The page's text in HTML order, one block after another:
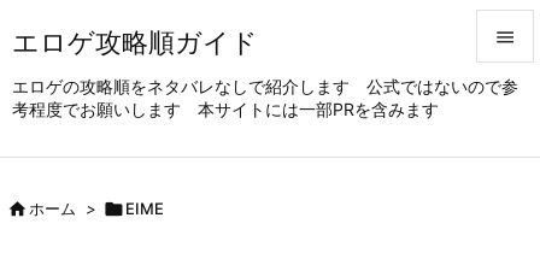
エロゲ攻略順ガイド
エロゲの攻略順をネタバレなしで紹介します 公式ではないので参
考程度でお願いします 本サイトには一部PRを含みます


ホーム > EIME